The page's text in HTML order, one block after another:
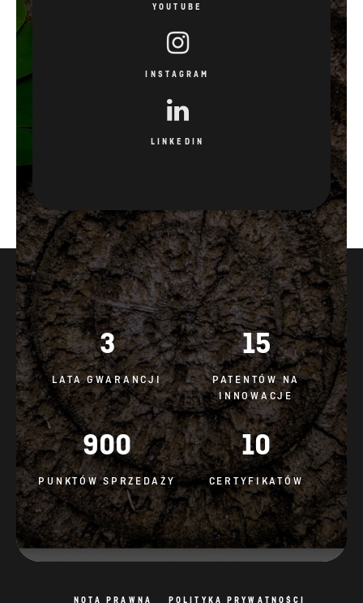
YOUTUBE
INSTAGRAM
LINKEDIN
3
LATA GWARANCJI
15
PATENTÓW NA
INNOWACJE
900
PUNKTÓW SPRZEDAŻY
10
CERTYFIKATÓW
NOTA PRAWNA POLITYKA PRYWATNOŚCI